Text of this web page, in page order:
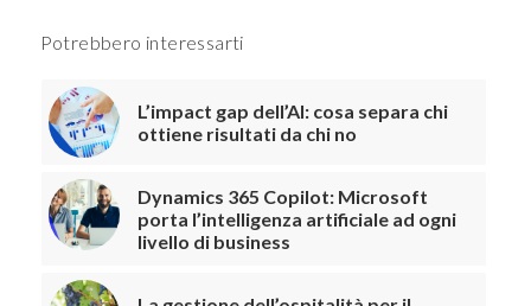
Potrebbero interessarti
L’impact gap dell’AI: cosa separa chi
ottiene risultati da chi no
Dynamics 365 Copilot: Microsoft
porta l’intelligenza artificiale ad ogni
livello di business